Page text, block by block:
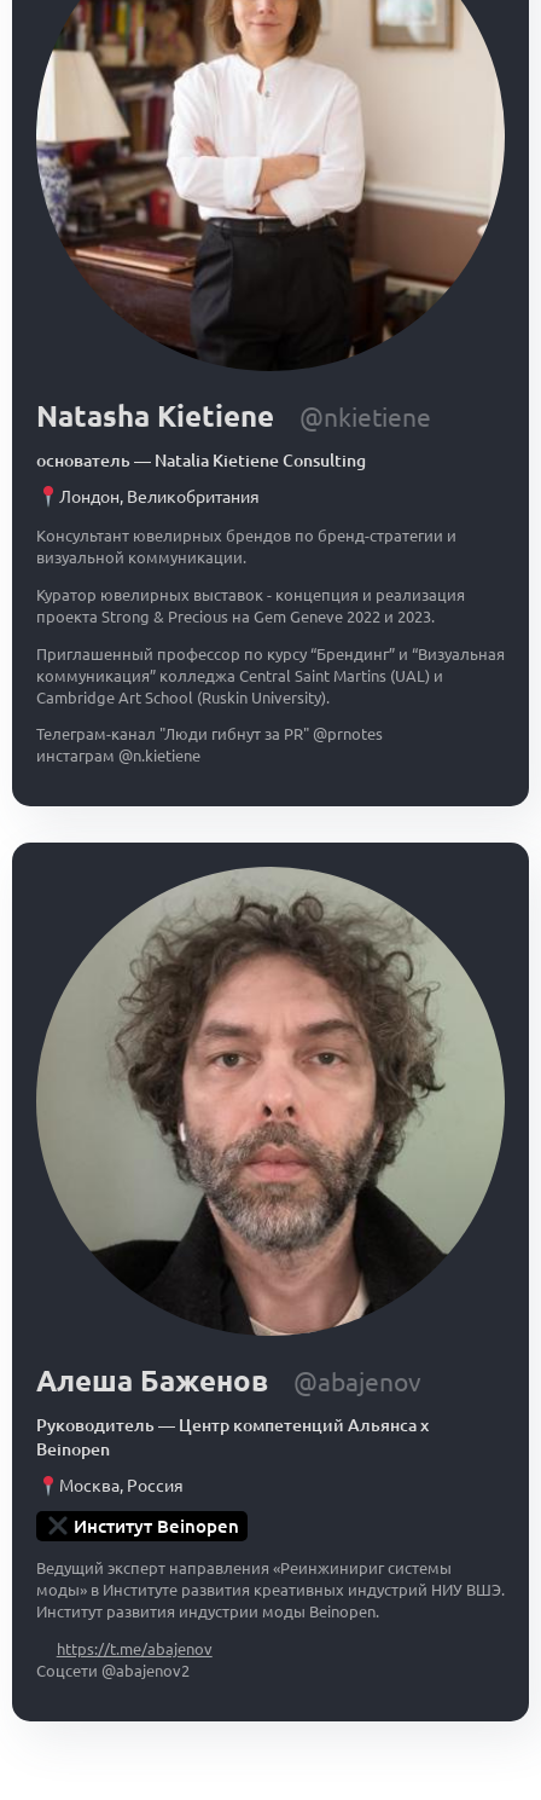
Natasha Kietiene @nkietiene
основатель— Natalia Kietiene Consulting
Лондон, Великобритания
Консультант ювелирных брендов по бренд-стратегии и
визуальной коммуникации.
Куратор ювелирных выставок - концепция и реализация
проекта Strong & Precious на Gem Geneve 2022 и 2023.
Приглашенный профессор по курсу “Брендинг” и “Визуальная
коммуникация” колледжа Central Saint Martins (UAL) и
Cambridge Art School (Ruskin University).
Телеграм-канал "Люди гибнут за PR" @prnotes
инстаграм @n.kietiene
Алеша Баженов @abajenov
Руководитель— Центр компетенций Альянса x
Beinopen
Москва, Россия
Институт Beinopen
Ведущий эксперт направления «Реинжинириг системы
моды» в Институте развития креативных индустрий НИУ ВШЭ.
Институт развития индустрии моды Beinopen.
https://t.me/abajenov
Соцсети @abajenov2